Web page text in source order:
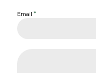
Email *